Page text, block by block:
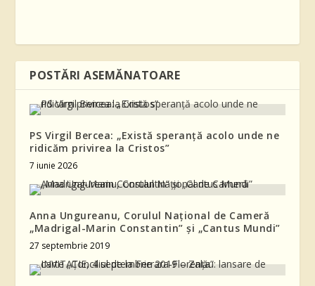
POSTĂRI ASEMĂNATOARE
PS Virgil Bercea: „Există speranță acolo unde ne
ridicăm privirea la Cristos”
7 iunie 2026
Anna Ungureanu, Corulul Național de Cameră
„Madrigal-Marin Constantin” și „Cantus Mundi”
27 septembrie 2019